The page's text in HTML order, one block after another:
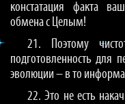
констатация факта
обмена с Целым!
21. Поэтому
подготовленность для
эволюции – в то
22. Это не есть